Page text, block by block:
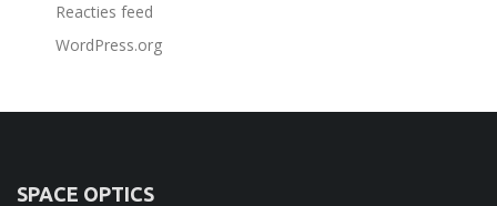
Reacties feed
WordPress.org
SPACE OPTICS